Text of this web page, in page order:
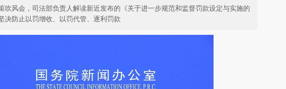
吹风会，司法部负责人解读新近发布的《关于进一步规范和监督罚款设定与实施的
决防止以罚增收、以罚代管、逐利罚款